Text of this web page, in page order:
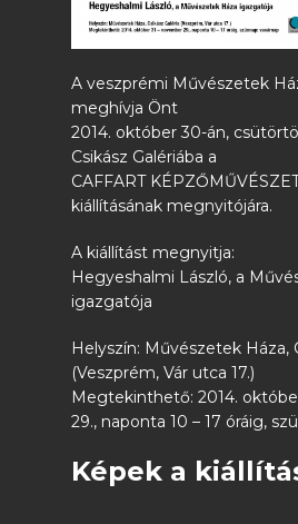
A veszprémi Művészetek
meghívja Önt
2014. október 30-án,
Csikász Galériába a
CAFFART
kiállításának megnyitójára.
A kiállítást megnyitja:
Hegyeshalmi László, a
igazgatója
Helyszín: Művészetek Háza,
(Veszprém, Vár utca 17.)
Megtekinthető: 2014.
29., naponta 10 – 17 óráig,
Képek a